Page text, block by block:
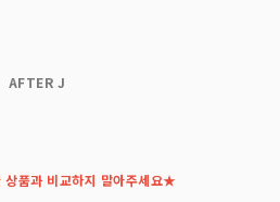
AFTER J
품과 비교하지 말아주세요★